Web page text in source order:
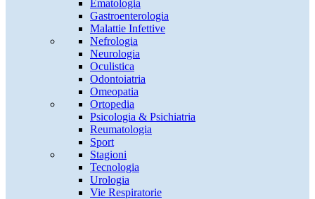
Ematologia
Gastroenterologia
Malattie Infettive
Nefrologia
Neurologia
Oculistica
Odontoiatria
Omeopatia
Ortopedia
Psicologia & Psichiatria
Reumatologia
Sport
Stagioni
Tecnologia
Urologia
Vie Respiratorie